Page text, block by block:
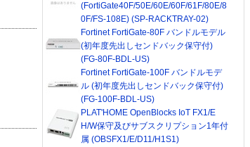
(FortiGate40F/50E/60E/60F/61F/80E/8
0F/FS-108E) (SP-RACKTRAY-02)
Fortinet FortiGate-80F バンドルモデル
(初年度先出しセンドバック保守付)
(FG-80F-BDL-US)
Fortinet FortiGate-100F バンドルモデ
ル (初年度先出しセンドバック保守付)
(FG-100F-BDL-US)
PLAT'HOME OpenBlocks IoT FX1/E
H/W保守及びサブスクリプション1年付
属 (OBSFX1/E/D11/H1S1)